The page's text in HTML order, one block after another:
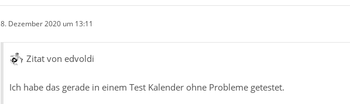
8. Dezember 2020 um 13:11
Zitat von edvoldi
Ich habe das gerade in einem Test Kalender ohne Probleme getestet.